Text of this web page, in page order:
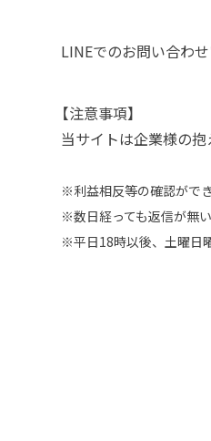
LINEでのお問い合わ
【注意事項】
当サイトは企業様の抱
※利益相反等の確認がで
※数日経っても返信が無
※平日18時以後、土曜日